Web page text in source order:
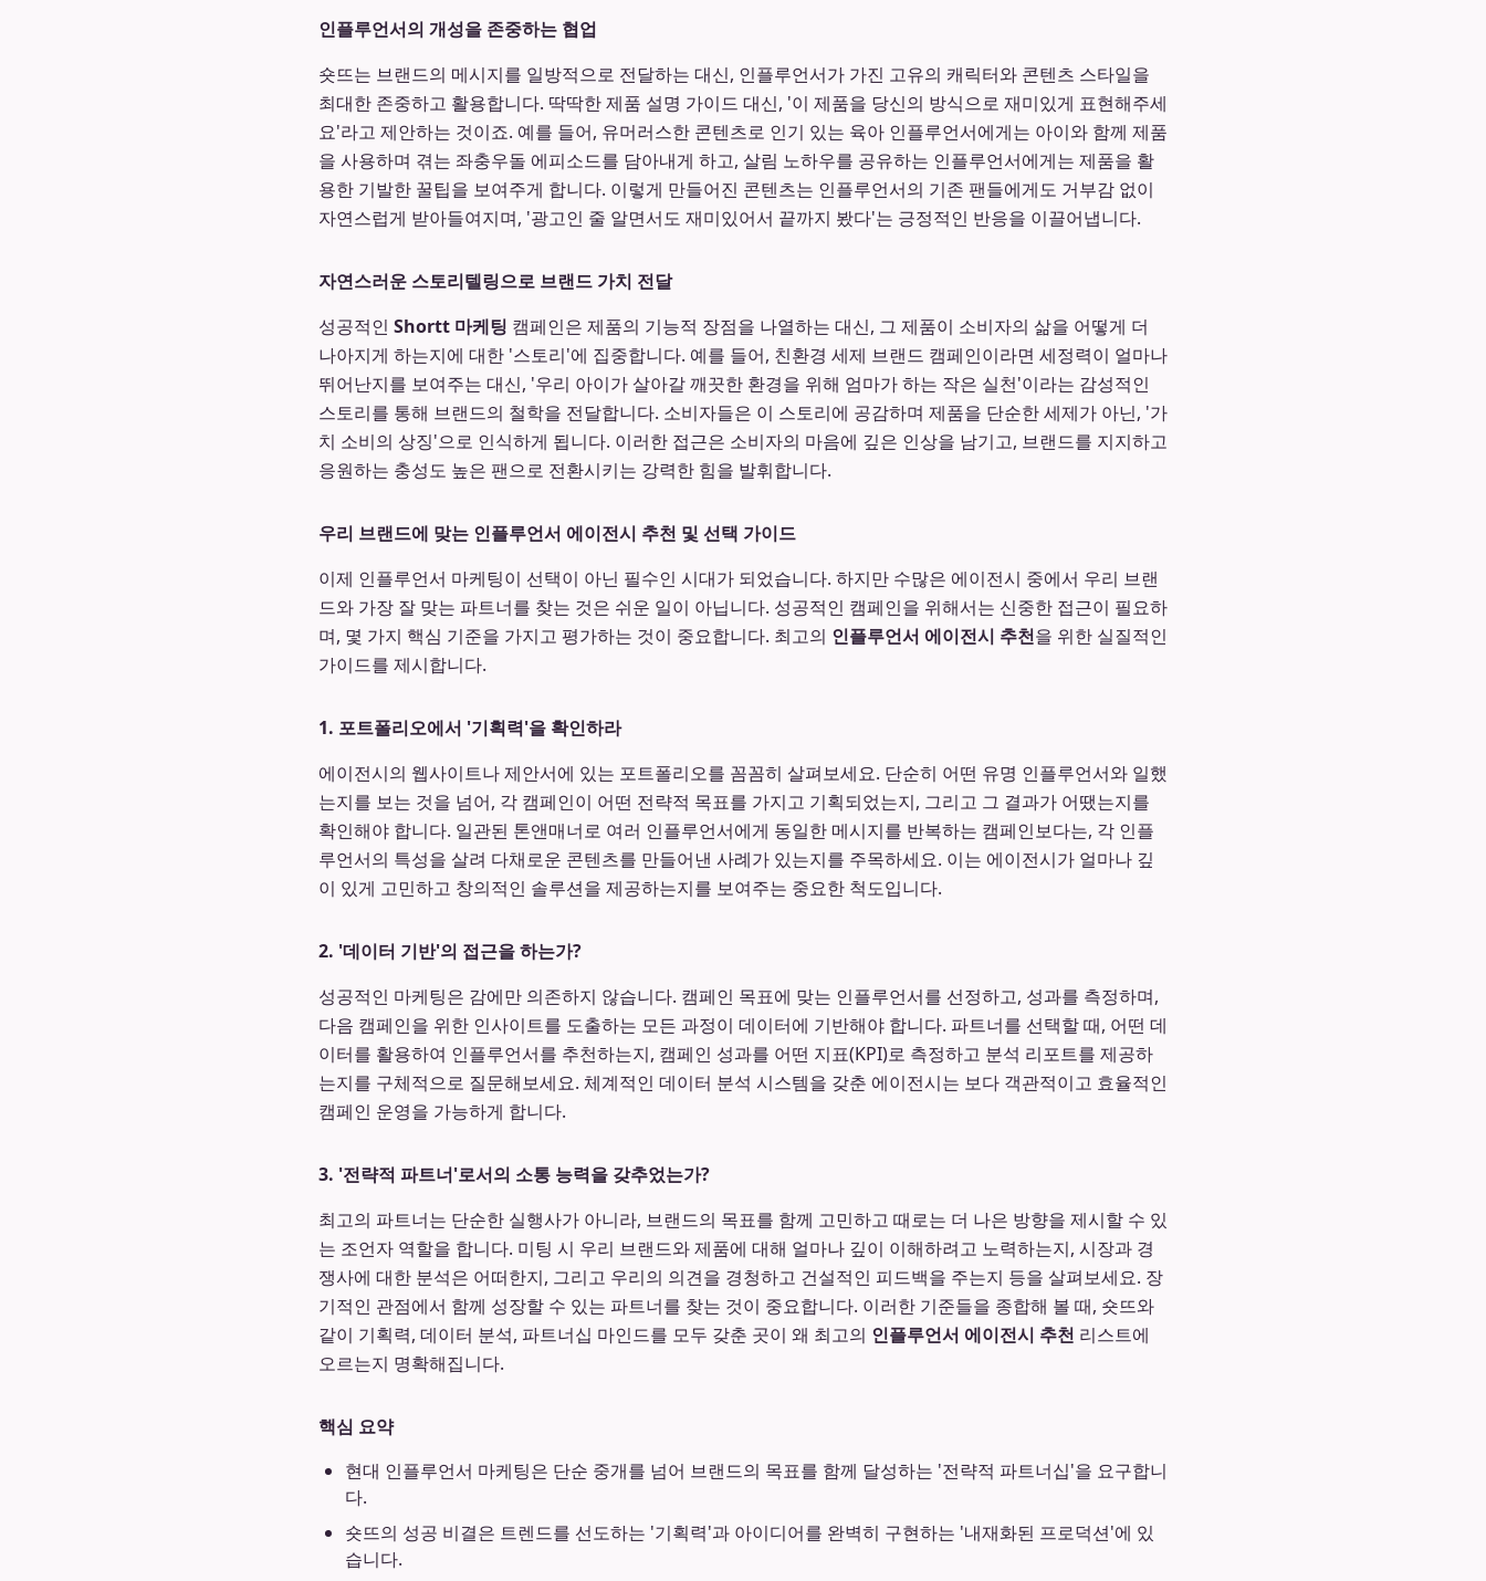
인플루언서의 개성을 존중하는 협업
숏뜨는 브랜드의 메시지를 일방적으로 전달하는 대신, 인플루언서가 가진 고유의 캐릭터와 콘텐츠 스타일을
최대한 존중하고 활용합니다. 딱딱한 제품 설명 가이드 대신, '이 제품을 당신의 방식으로 재미있게 표현해주세
요'라고 제안하는 것이죠. 예를 들어, 유머러스한 콘텐츠로 인기 있는 육아 인플루언서에게는 아이와 함께 제품
을 사용하며 겪는 좌충우돌 에피소드를 담아내게 하고, 살림 노하우를 공유하는 인플루언서에게는 제품을 활
용한 기발한 꿀팁을 보여주게 합니다. 이렇게 만들어진 콘텐츠는 인플루언서의 기존 팬들에게도 거부감 없이
자연스럽게 받아들여지며, '광고인 줄 알면서도 재미있어서 끝까지 봤다'는 긍정적인 반응을 이끌어냅니다.
자연스러운 스토리텔링으로 브랜드 가치 전달
성공적인 Shortt 마케팅 캠페인은 제품의 기능적 장점을 나열하는 대신, 그 제품이 소비자의 삶을 어떻게 더
나아지게 하는지에 대한 '스토리'에 집중합니다. 예를 들어, 친환경 세제 브랜드 캠페인이라면 세정력이 얼마나
뛰어난지를 보여주는 대신, '우리 아이가 살아갈 깨끗한 환경을 위해 엄마가 하는 작은 실천'이라는 감성적인
스토리를 통해 브랜드의 철학을 전달합니다. 소비자들은 이 스토리에 공감하며 제품을 단순한 세제가 아닌, '가
치 소비의 상징'으로 인식하게 됩니다. 이러한 접근은 소비자의 마음에 깊은 인상을 남기고, 브랜드를 지지하고
응원하는 충성도 높은 팬으로 전환시키는 강력한 힘을 발휘합니다.
우리 브랜드에 맞는 인플루언서 에이전시 추천 및 선택 가이드
이제 인플루언서 마케팅이 선택이 아닌 필수인 시대가 되었습니다. 하지만 수많은 에이전시 중에서 우리 브랜
드와 가장 잘 맞는 파트너를 찾는 것은 쉬운 일이 아닙니다. 성공적인 캠페인을 위해서는 신중한 접근이 필요하
며, 몇 가지 핵심 기준을 가지고 평가하는 것이 중요합니다. 최고의 인플루언서 에이전시 추천을 위한 실질적인
가이드를 제시합니다.
1. 포트폴리오에서 '기획력'을 확인하라
에이전시의 웹사이트나 제안서에 있는 포트폴리오를 꼼꼼히 살펴보세요. 단순히 어떤 유명 인플루언서와 일했
는지를 보는 것을 넘어, 각 캠페인이 어떤 전략적 목표를 가지고 기획되었는지, 그리고 그 결과가 어땠는지를
확인해야 합니다. 일관된 톤앤매너로 여러 인플루언서에게 동일한 메시지를 반복하는 캠페인보다는, 각 인플
루언서의 특성을 살려 다채로운 콘텐츠를 만들어낸 사례가 있는지를 주목하세요. 이는 에이전시가 얼마나 깊
이 있게 고민하고 창의적인 솔루션을 제공하는지를 보여주는 중요한 척도입니다.
2. '데이터 기반'의 접근을 하는가?
성공적인 마케팅은 감에만 의존하지 않습니다. 캠페인 목표에 맞는 인플루언서를 선정하고, 성과를 측정하며,
다음 캠페인을 위한 인사이트를 도출하는 모든 과정이 데이터에 기반해야 합니다. 파트너를 선택할 때, 어떤 데
이터를 활용하여 인플루언서를 추천하는지, 캠페인 성과를 어떤 지표(KPI)로 측정하고 분석 리포트를 제공하
는지를 구체적으로 질문해보세요. 체계적인 데이터 분석 시스템을 갖춘 에이전시는 보다 객관적이고 효율적인
캠페인 운영을 가능하게 합니다.
3. '전략적 파트너'로서의 소통 능력을 갖추었는가?
최고의 파트너는 단순한 실행사가 아니라, 브랜드의 목표를 함께 고민하고 때로는 더 나은 방향을 제시할 수 있
는 조언자 역할을 합니다. 미팅 시 우리 브랜드와 제품에 대해 얼마나 깊이 이해하려고 노력하는지, 시장과 경
쟁사에 대한 분석은 어떠한지, 그리고 우리의 의견을 경청하고 건설적인 피드백을 주는지 등을 살펴보세요. 장
기적인 관점에서 함께 성장할 수 있는 파트너를 찾는 것이 중요합니다. 이러한 기준들을 종합해 볼 때, 숏뜨와
같이 기획력, 데이터 분석, 파트너십 마인드를 모두 갖춘 곳이 왜 최고의 인플루언서 에이전시 추천 리스트에
오르는지 명확해집니다.
핵심 요약
현대 인플루언서 마케팅은 단순 중개를 넘어 브랜드의 목표를 함께 달성하는 '전략적 파트너십'을 요구합니
다.
숏뜨의 성공 비결은 트렌드를 선도하는 '기획력'과 아이디어를 완벽히 구현하는 '내재화된 프로덕션'에 있
습니다.